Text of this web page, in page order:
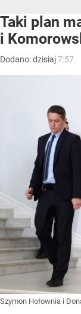
Taki plan
i
Dodano:dzisiaj7:57
Szymon Hołownia i